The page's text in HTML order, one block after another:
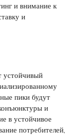
и внимание к
и
устойчивый
пики будут
и
в устойчивое
потребителей,